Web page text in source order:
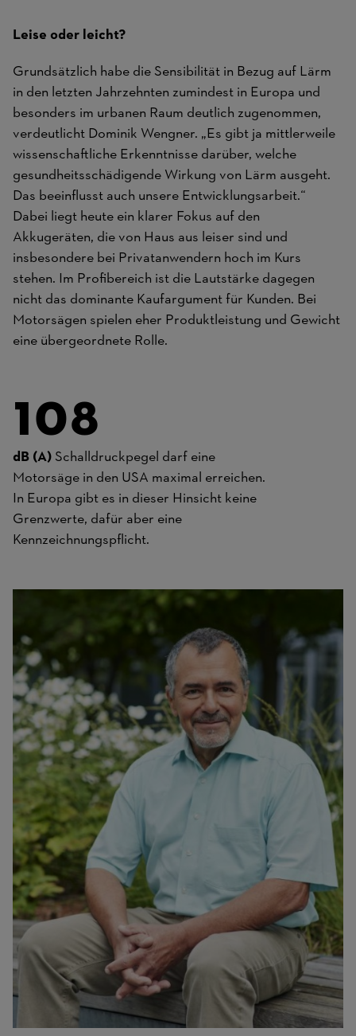
Leise oder leicht?
Grundsätzlich habe die Sensibilität in Bezug auf Lärm
in den letzten Jahrzehnten zumindest in Europa und
besonders im urbanen Raum deutlich zugenommen,
verdeutlicht Dominik Wengner. „Es gibt ja mittlerweile
wissenschaftliche Erkenntnisse darüber, welche
gesundheitsschädigende Wirkung von Lärm ausgeht.
Das beeinflusst auch unsere Entwicklungsarbeit.“
Dabei liegt heute ein klarer Fokus auf den
Akkugeräten, die von Haus aus leiser sind und
insbesondere bei Privatanwendern hoch im Kurs
stehen. Im Profibereich ist die Lautstärke dagegen
nicht das dominante Kaufargument für Kunden. Bei
Motorsägen spielen eher Produktleistung und Gewicht
eine übergeordnete Rolle.
108
dB (A) Schalldruckpegel darf eine
Motorsäge in den USA maximal erreichen.
In Europa gibt es in dieser Hinsicht keine
Grenzwerte, dafür aber eine
Kennzeichnungspflicht.